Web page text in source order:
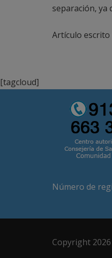
separación, ya
Artículo
[tagcloud]
Número de
Copyright